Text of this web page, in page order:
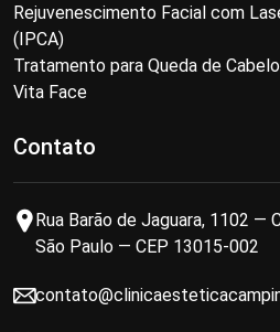
Rejuvenescimento Facial com
(IPCA)
Tratamento para Queda de Cabelo
Vita Face
Contato
Rua Barão de Jaguara, 1102 —
São Paulo — CEP 13015-002